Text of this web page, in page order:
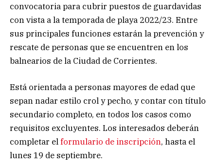
convocatoria para cubrir puestos de guardavidas
con vista a la temporada de playa 2022/23. Entre
sus principales funciones estarán la prevención y
rescate de personas que se encuentren en los
balnearios de la Ciudad de Corrientes.
Está orientada a personas mayores de edad que
sepan nadar estilo crol y pecho, y contar con título
secundario completo, en todos los casos como
requisitos excluyentes. Los interesados deberán
completar elformulario de inscripción, hasta el
lunes 19 de septiembre.